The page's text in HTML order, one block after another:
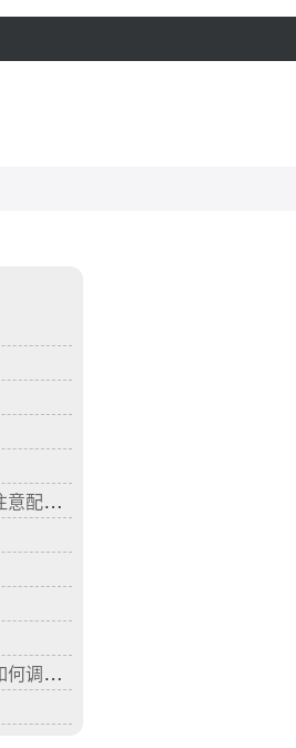
夏季钓鲤鱼选时间看钓点注意配饵和打窝
竞技钓比赛时鱼情变化后如何调整钓法